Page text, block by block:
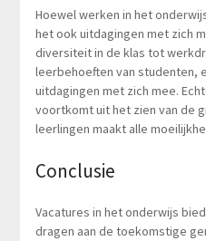
Hoewel werken in het
het ook uitdagingen met zich
diversiteit in de klas tot
leerbehoeften van studenten,
uitdagingen met zich mee.
voortkomt uit het zien van de
leerlingen maakt alle
Conclusie
Vacatures in het onderwijs
dragen aan de toekomstige